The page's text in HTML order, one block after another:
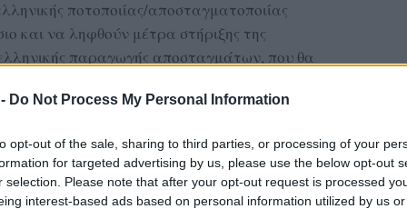
Do Not Process My Personal Information
opt-out of the sale, sharing to third parties, or processing of your
for targeted advertising by us, please use the below opt-out
selection. Please note that after your opt-out request is processed
interest-based ads based on personal information utilized by us
ποτοποιίας/αποσταγματοποιίας
και να ληφθούν μέτρα στήριξης της
παραγωγής αποσταγμάτων, που θα
του ανάγκες, για να μπορέσει
και μεσομακροπρόθεσμες προκλήσεις».
στα αποτελέσματα αναζήτησης
on Google ↗